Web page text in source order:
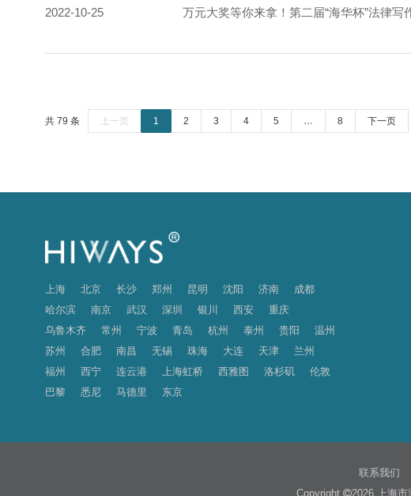
2022-10-25 万元大奖等你来拿！第二届“海华杯”法律写
共 79 条 上一页 1 2 3 4 5 … 8 下一页
上海 北京 长沙 郑州 昆明 沈阳 济南
成都
哈尔滨
南京 武汉 深圳 银川 西安
重庆
乌鲁木齐
常州 宁波 青岛 杭州 泰州 贵阳
温州
苏州
合肥 南昌 无锡 珠海 大连 天津
兰州
福州
西宁 连云港 上海虹桥 西雅图 洛杉矶
伦敦
巴黎
悉尼 马德里 东京
联系我们
Copyright
2026 上海市